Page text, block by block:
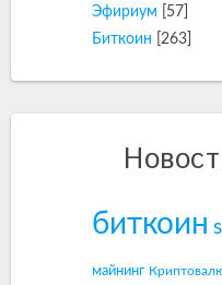
Эфириум
[57]
Биткоин
[263]
биткоин
майнинг